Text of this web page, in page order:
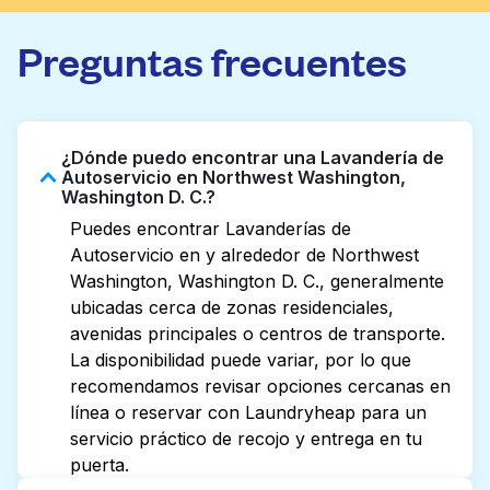
Preguntas frecuentes
¿Dónde puedo encontrar una Lavandería de
Autoservicio en Northwest Washington,
Washington D. C.?
Puedes encontrar Lavanderías de
Autoservicio en y alrededor de Northwest
Washington, Washington D. C., generalmente
ubicadas cerca de zonas residenciales,
avenidas principales o centros de transporte.
La disponibilidad puede variar, por lo que
recomendamos revisar opciones cercanas en
línea o reservar con Laundryheap para un
servicio práctico de recojo y entrega en tu
puerta.